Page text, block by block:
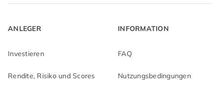
ANLEGER
Investieren
Rendite, Risiko und Scores
INFORMATION
FAQ
Nutzungsbedingungen